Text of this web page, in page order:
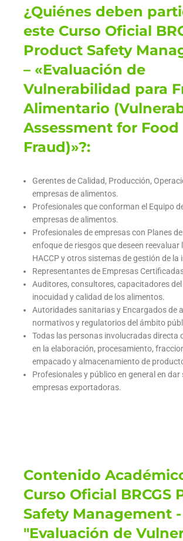
¿Quiénes deben
este Curso Oficial
Product Safety
– «Evaluación de
Vulnerabilidad para
Alimentario
Assessment for Food
Fraud)»?:
Gerentes de Calidad, Producción,
empresas de alimentos.
Profesionales que conforman el Equipo
empresas de alimentos.
Profesionales de empresas con Planes
enfoque de riesgos que deseen reevaluar
HACCP y otros sistemas de gestión de la
Representantes de Empresas
Auditores, consultores, capacitadores del
inocuidad y calidad de los alimentos.
Autoridades sanitarias y Encargados de
normativos y regulatorios del ámbito
Todas las personas involucradas directa
en la elaboración, procesamiento,
empacado y almacenamiento de
Profesionales y público en general en dar
empresas exportadoras.
Contenido
Curso Oficial BRCGS
Safety Management -
"Evaluación de